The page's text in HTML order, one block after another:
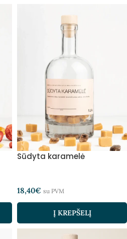
Sūdyta karamelė
18,40€ su PVM
Į KREPŠELĮ